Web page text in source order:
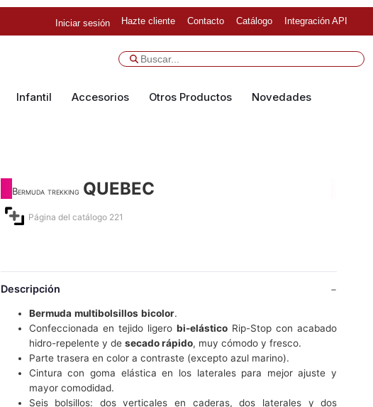
Iniciar sesión Hazte cliente Contacto Catálogo Integración API
Infantil Accesorios Otros Productos Novedades
Bermuda trekking QUEBEC
Página del catálogo 221
Descripción
Bermuda multibolsillos bicolor.
Confeccionada en tejido ligero bi-elásticoRip-Stop con acabado
hidro-repelente y de secado rápido, muy cómodo y fresco.
Parte trasera en color a contraste (excepto azul marino).
Cintura con goma elástica en los laterales para mejor ajuste y
mayor comodidad.
Seis bolsillos: dos verticales en caderas, dos laterales y dos